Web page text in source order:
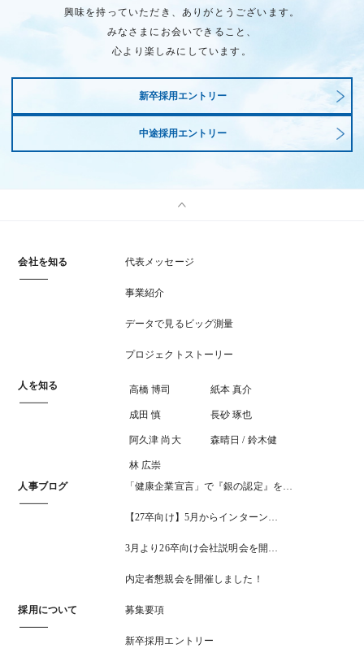
興味を持っていただき、ありがとうございます。
みなさまにお会いできること、
心より楽しみにしています。
新卒採用エントリー
中途採用エントリー
会社を知る 代表メッセージ
事業紹介
データで見るビッグ測量
プロジェクトストーリー
人を知る 高橋 博司 紙本 真介
成田 慎 長砂 琢也
阿久津 尚大 森晴日 / 鈴木健
林 広崇
人事ブログ
「健康企業宣言」で『銀の認定』を…
【27卒向け】5月からインターン…
3月より26卒向け会社説明会を開…
内定者懇親会を開催しました！
採用について 募集要項
新卒採用エントリー